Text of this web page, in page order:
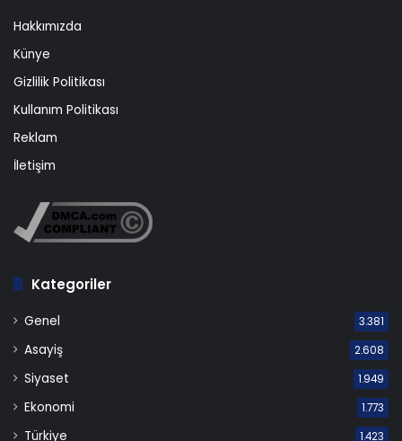
Hakkımızda
Künye
Gizlilik Politikası
Kullanım Politikası
Reklam
İletişim
Kategoriler
Genel 3.381
Asayiş 2.608
Siyaset 1.949
Ekonomi 1.773
Türkiye 1.423